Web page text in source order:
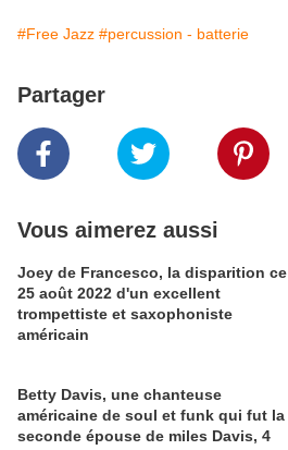
#Free Jazz #percussion - batterie
Partager
Vous aimerez aussi
Joey de Francesco, la disparition ce
25 août 2022 d'un excellent
trompettiste et saxophoniste
américain
Betty Davis, une chanteuse
américaine de soul et funk qui fut la
seconde épouse de miles Davis, 4